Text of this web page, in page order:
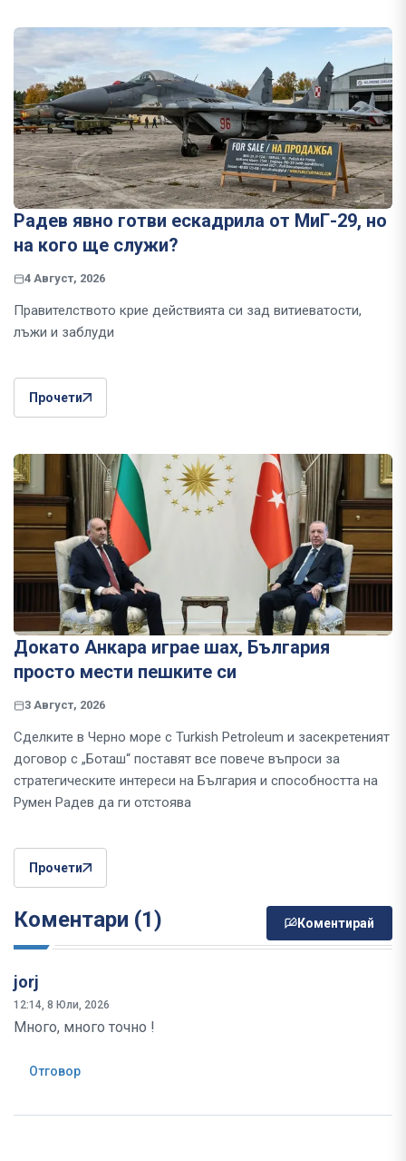
Радев явно готви ескадрила от МиГ-29, но
на кого ще служи?
4 Август, 2026
Правителството крие действията си зад витиеватости,
лъжи и заблуди
Прочети
Докато Анкара играе шах, България
просто мести пешките си
3 Август, 2026
Сделките в Черно море с Turkish Petroleum и засекретеният
договор с „Боташ“ поставят все повече въпроси за
стратегическите интереси на България и способността на
Румен Радев да ги отстоява
Прочети
Коментари (1) Коментирай
jorj
12:14, 8 Юли, 2026
Много, много точно !
Отговор